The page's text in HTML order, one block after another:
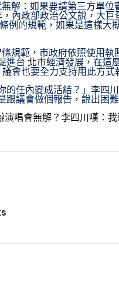
解：如果要請第三方單
內政部政治公文說，大
例的規範，如果是這樣
規範，市政府依照使用
進台 北市經濟發展，在這
會也要全力支持用此方式
的任內變成活結？」李四
議會做個報告，說出困
唱會無解？李四川嘆：我